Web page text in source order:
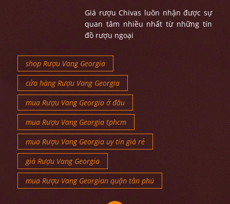
Giá rượu Chivas luôn nhận được sự
quan tâm nhiều nhất từ những tín
đồ rượu ngoại
shop Rượu Vang Georgia
cửa hàng Rượu Vang Georgia
mua Rượu Vang Georgia ở đâu
mua Rượu Vang Georgia tphcm
mua Rượu Vang Georgia uy tín giá rẻ
giá Rượu Vang Georgia
mua Rượu Vang Georgian quận tân phú